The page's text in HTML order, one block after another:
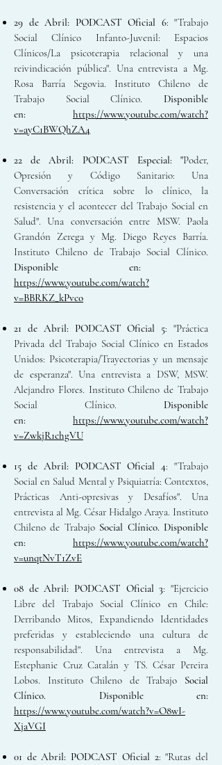
29 de Abril: PODCAST Oficial 6: "Trabajo
Social Clínico Infanto-Juvenil: Espacios
Clínicos/La psicoterapia relacional y una
reivindicación pública". Una entrevista a Mg.
Rosa Barría Segovia. Instituto Chileno de
Trabajo Social Clínico. Disponible
en: https://www.youtube.com/watch?
v=ayC1BWQhZA4
22 de Abril: PODCAST Especial: "Poder,
Opresión y Código Sanitario: Una
Conversación crítica sobre lo clínico, la
resistencia y el acontecer del Trabajo Social en
Salud". Una conversación entre MSW. Paola
Grandón Zerega y Mg. Diego Reyes Barría.
Instituto Chileno de Trabajo Social Clínico.
Disponible en:
https://www.youtube.com/watch?
v=BBRKZ_kPvco
21 de Abril: PODCAST Oficial 5: "Práctica
Privada del Trabajo Social Clínico en Estados
Unidos: Psicoterapia/Trayectorias y un mensaje
de esperanza". Una entrevista a DSW, MSW.
Alejandro Flores. Instituto Chileno de Trabajo
Social Clínico. Disponible
en: https://www.youtube.com/watch?
v=ZwkjR1chgVU
15 de Abril: PODCAST Oficial 4: "Trabajo
Social en Salud Mental y Psiquiatría: Contextos,
Prácticas Anti-opresivas y Desafíos". Una
entrevista al Mg. César Hidalgo Araya. Instituto
Chileno de Trabajo Social Clínico. Disponible
en: https://www.youtube.com/watch?
v=unqtNvT1ZvE
08 de Abril: PODCAST Oficial 3: "Ejercicio
Libre del Trabajo Social Clínico en Chile:
Derribando Mitos, Expandiendo Identidades
preferidas y estableciendo una cultura de
responsabilidad". Una entrevista a Mg.
Estephanie Cruz Catalán y TS. César Pereira
Lobos. Instituto Chileno de Trabajo Social
Clínico. Disponible en:
https://www.youtube.com/watch?v=O8wI-
XjaVGI
01 de Abril: PODCAST Oficial 2: "Rutas del